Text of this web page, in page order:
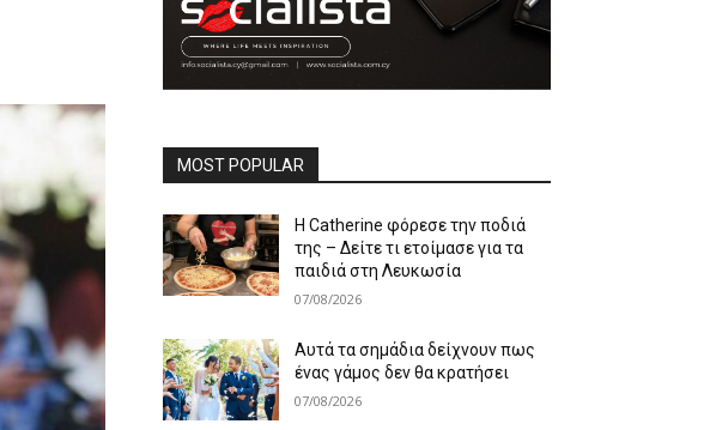
MOST POPULAR
Η Catherine φόρεσε την ποδιά
της – Δείτε τι ετοίμασε για τα
παιδιά στη Λευκωσία
07/08/2026
Αυτά τα σημάδια δείχνουν πως
ένας γάμος δεν θα κρατήσει
07/08/2026